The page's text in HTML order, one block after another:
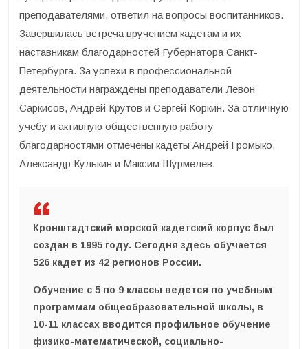
преподавателями, ответил на вопросы воспитанников.
Завершилась встреча вручением кадетам и их
наставникам благодарностей Губернатора Санкт-
Петербурга. За успехи в профессиональной
деятельности награждены преподаватели Левон
Саркисов, Андрей Крутов и Сергей Коркин. За отличную
учебу и активную общественную работу
благодарностями отмечены кадеты Андрей Громыко,
Александр Кулькин и Максим Шурмелев.
Кронштадтский морской кадетский корпус был
создан в 1995 году. Сегодня здесь обучается
526 кадет из 42 регионов России.
Обучение с 5 по 9 классы ведется по учебным
программам общеобразовательной школы, в
10-11 классах вводится профильное обучение
физико-математической, социально-